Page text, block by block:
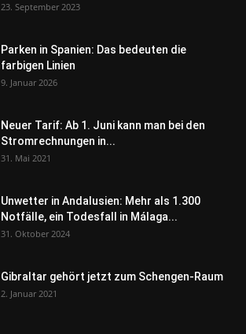
23. September 2023
Parken in Spanien: Das bedeuten die
farbigen Linien
9. Januar 2026
Neuer Tarif: Ab 1. Juni kann man bei den
Stromrechnungen in...
31. Mai 2021
Unwetter in Andalusien: Mehr als 1.300
Notfälle, ein Todesfall in Málaga...
31. Oktober 2024
Gibraltar gehört jetzt zum Schengen-Raum
2. Januar 2021